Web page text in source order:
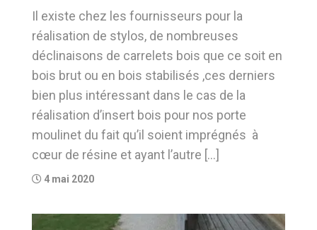
Il existe chez les fournisseurs pour la
réalisation de stylos, de nombreuses
déclinaisons de carrelets bois que ce soit en
bois brut ou en bois stabilisés ,ces derniers
bien plus intéressant dans le cas de la
réalisation d’insert bois pour nos porte
moulinet du fait qu’il soient imprégnés à
cœur de résine et ayant l’autre […]
4 mai 2020